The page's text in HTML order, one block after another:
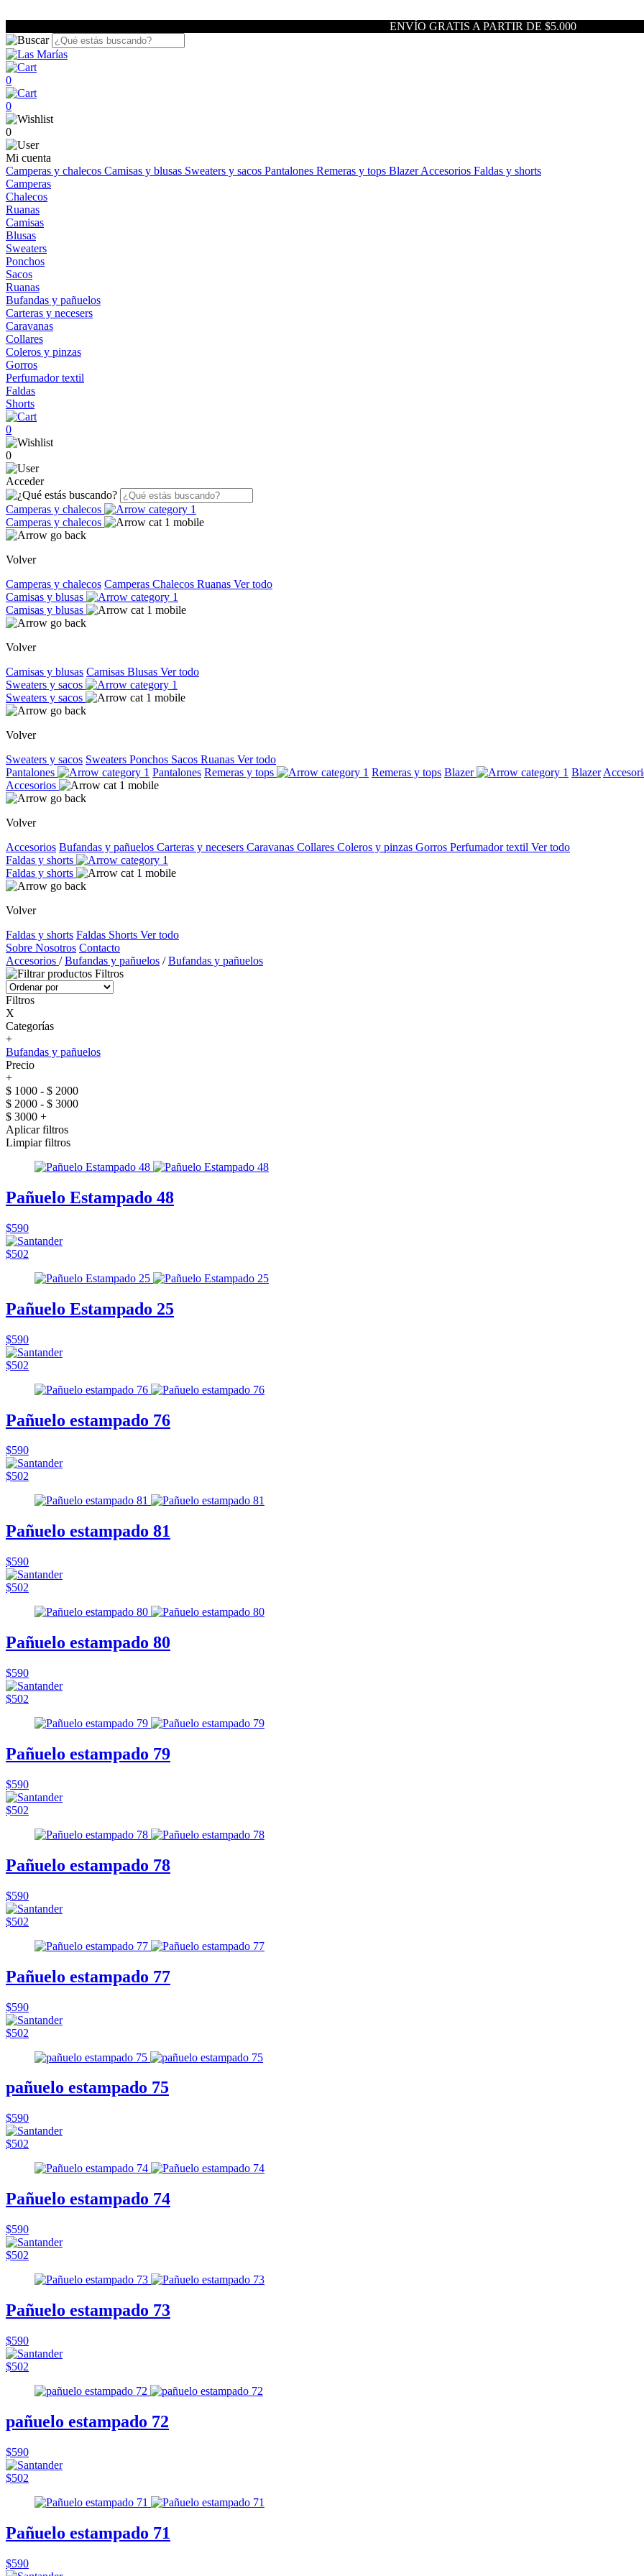
ENVÍO GRATIS A PARTIR DE $5.000
0
0
0
Mi cuenta
Camperas y chalecos Camisas y blusas Sweaters y sacos Pantalones Remeras y tops BlazerAccesorios Faldas y shorts
Camperas
Chalecos
Ruanas
Camisas
Blusas
Sweaters
Ponchos
Sacos
Ruanas
Bufandas y pañuelos
Carteras y necesers
Caravanas
Collares
Coleros y pinzas
Gorros
Perfumador textil
Faldas
Shorts
0
0
Acceder
Camperas y chalecos
Camperas y chalecos
Volver
Camperas y chalecos Camperas Chalecos Ruanas Ver todo
Camisas y blusas
Camisas y blusas
Volver
Camisas y blusas Camisas Blusas Ver todo
Sweaters y sacos
Sweaters y sacos
Volver
Sweaters y sacos Sweaters Ponchos Sacos Ruanas Ver todo
Pantalones
Pantalones Remeras y tops Remeras y tops Blazer Blazer
Accesorios
Volver
Accesorios Bufandas y pañuelos Carteras y necesers Caravanas Collares Coleros y pinzas Gorros Perfumador textil Ver todo
Faldas y shorts
Faldas y shorts
Volver
Faldas y shorts Faldas Shorts Ver todo
Sobre Nosotros Contacto
Accesorios /Bufandas y pañuelos /Bufandas y pañuelos
Filtros
Filtros
X
Categorías
+
Bufandas y pañuelos
Precio
+
$ 1000 - $ 2000
$ 2000 - $ 3000
$ 3000 +
Aplicar filtros
Limpiar filtros
Pañuelo Estampado 48
$590
$502
Pañuelo Estampado 25
$590
$502
Pañuelo estampado 76
$590
$502
Pañuelo estampado 81
$590
$502
Pañuelo estampado 80
$590
$502
Pañuelo estampado 79
$590
$502
Pañuelo estampado 78
$590
$502
Pañuelo estampado 77
$590
$502
pañuelo estampado 75
$590
$502
Pañuelo estampado 74
$590
$502
Pañuelo estampado 73
$590
$502
pañuelo estampado 72
$590
$502
Pañuelo estampado 71
$590